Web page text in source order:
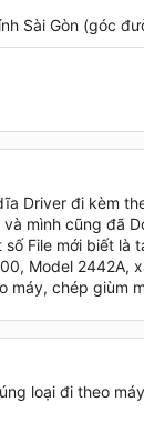
Sài Gòn (góc
Driver đi kèm
mình cũng đã
File mới biết là
Model 2442A,
máy, chép giùm
loại đi theo